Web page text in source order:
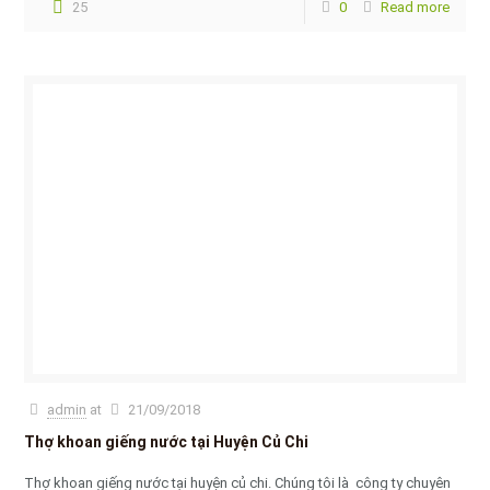
25 0 Read more
admin at 21/09/2018
Thợ khoan giếng nước tại Huyện Củ Chi
Thợ khoan giếng nước tại huyện củ chi. Chúng tôi là công ty chuyên